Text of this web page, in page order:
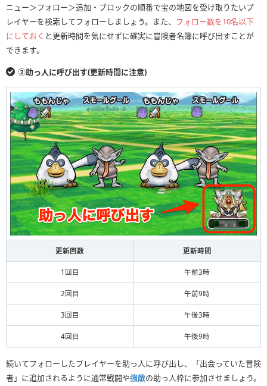
ニュー＞フォロー＞追加・ブロックの順番で宝の地図を受け取りたいプ
レイヤーを検索してフォローしましょう。また、
フォロー数を10名以下
にしておく と更新時間を気にせずに確実に冒険者名簿に呼び出すことが
できます。
②助っ人に呼び出す(更新時間に注意)
更新回数 更新時間
1回目 午前3時
2回目 午前9時
3回目 午後3時
4回目 午後9時
続いてフォローしたプレイヤーを助っ人に呼び出し、「出会っていた冒険
者」に追加されるように通常戦闘や強敵の助っ人枠に参加させましょう。